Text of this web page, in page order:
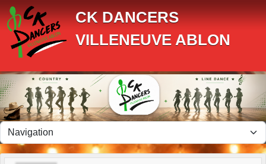
CK DANCERS
VILLENEUVE ABLON
Panneau de gestion des cookies